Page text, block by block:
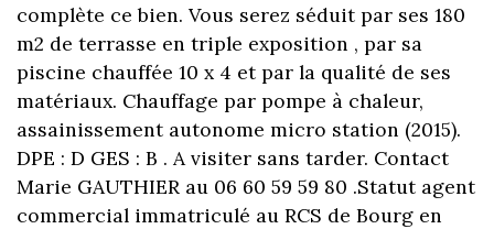
complète ce bien. Vous serez séduit par ses 180
m2 de terrasse en triple exposition , par sa
piscine chauffée 10 x 4 et par la qualité de ses
matériaux. Chauffage par pompe à chaleur,
assainissement autonome micro station (2015).
DPE : D GES : B . A visiter sans tarder. Contact
Marie GAUTHIER au 06 60 59 59 80 .Statut agent
commercial immatriculé au RCS de Bourg en